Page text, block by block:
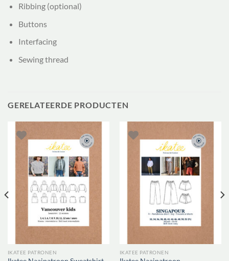
Ribbing (optional)
Buttons
Interfacing
Sewing thread
GERELATEERDE PRODUCTEN
IKATEE PATRONEN IKATEE PATRONEN